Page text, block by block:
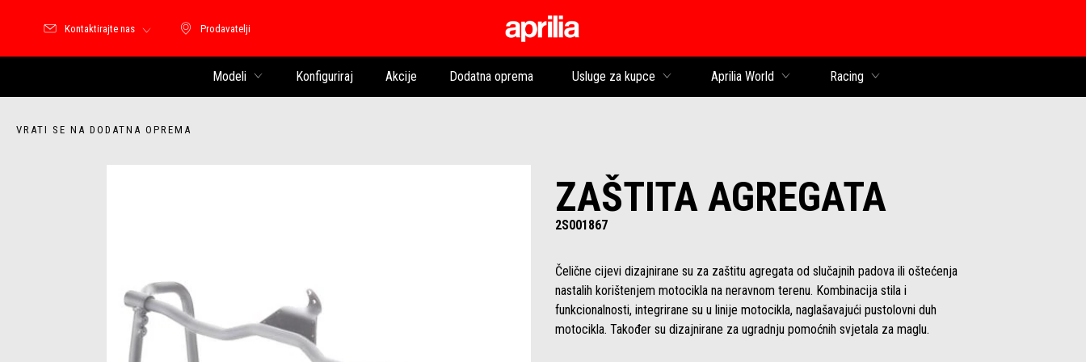
Prodavatelji
Prodavatelji
Kontaktirajte nas
Modeli Konfiguriraj Akcije Dodatna oprema Usluge za kupce Aprilia World Racing
VRATI SE NA DODATNA OPREMA
ZAŠTITA AGREGATA
2S001867
Čelične cijevi dizajnirane su za zaštitu agregata od slučajnih padova ili oštećenja
nastalih korištenjem motocikla na neravnom terenu. Kombinacija stila i
funkcionalnosti, integrirane su u linije motocikla, naglašavajući pustolovni duh
motocikla. Također su dizajnirane za ugradnju pomoćnih svjetala za maglu.